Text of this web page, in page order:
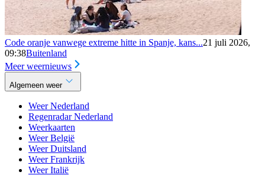
Code oranje vanwege extreme hitte in Spanje, kans...21 juli 2026,
09:38Buitenland
Meer weernieuws
Algemeen weer
Weer Nederland
Regenradar Nederland
Weerkaarten
Weer België
Weer Duitsland
Weer Frankrijk
Weer Italië